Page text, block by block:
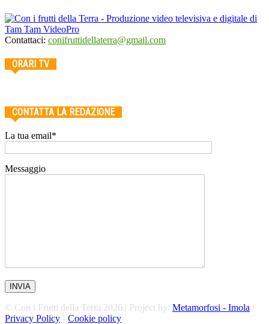
Contattaci: conifruttidellaterra@gmail.com
ORARI TV
CONTATTA LA REDAZIONE
La tua email*
Messaggio
© Con i Frutti della Terra 2026 | Project by: Metamorfosi - Imola |
Privacy Policy - Cookie policy